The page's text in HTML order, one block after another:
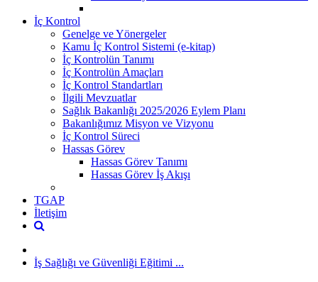
İç Kontrol
Genelge ve Yönergeler
Kamu İç Kontrol Sistemi (e-kitap)
İç Kontrolün Tanımı
İç Kontrolün Amaçları
İç Kontrol Standartları
İlgili Mevzuatlar
Sağlık Bakanlığı 2025/2026 Eylem Planı
Bakanlığımız Misyon ve Vizyonu
İç Kontrol Süreci
Hassas Görev
Hassas Görev Tanımı
Hassas Görev İş Akışı
TGAP
İletişim
İş Sağlığı ve Güvenliği Eğitimi ...